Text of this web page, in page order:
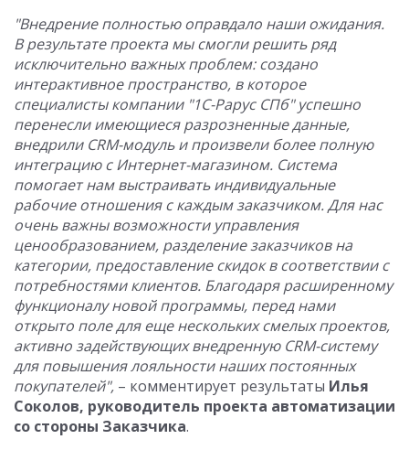
"Внедрение полностью оправдало наши ожидания.
В результате проекта мы смогли решить ряд
исключительно важных проблем: создано
интерактивное пространство, в которое
специалисты компании "1С-Рарус СПб" успешно
перенесли имеющиеся разрозненные данные,
внедрили CRM-модуль и произвели более полную
интеграцию с Интернет-магазином. Система
помогает нам выстраивать индивидуальные
рабочие отношения с каждым заказчиком. Для нас
очень важны возможности управления
ценообразованием, разделение заказчиков на
категории, предоставление скидок в соответствии с
потребностями клиентов. Благодаря расширенному
функционалу новой программы, перед нами
открыто поле для еще нескольких смелых проектов,
активно задействующих внедренную CRM-систему
для повышения лояльности наших постоянных
покупателей", – комментирует результаты Илья
Соколов, руководитель проекта автоматизации
со стороны Заказчика.